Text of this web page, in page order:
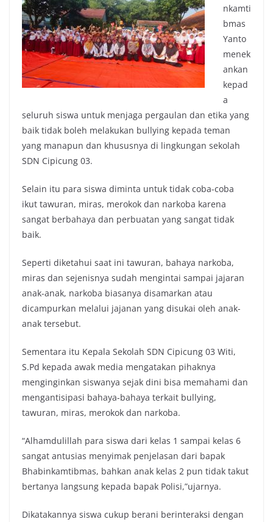
nkamti
bmas
Yanto
menek
ankan
kepad
a
seluruh siswa untuk menjaga pergaulan dan etika yang
baik tidak boleh melakukan bullying kepada teman
yang manapun dan khususnya di lingkungan sekolah
SDN Cipicung 03.
Selain itu para siswa diminta untuk tidak coba-coba
ikut tawuran, miras, merokok dan narkoba karena
sangat berbahaya dan perbuatan yang sangat tidak
baik.
Seperti diketahui saat ini tawuran, bahaya narkoba,
miras dan sejenisnya sudah mengintai sampai jajaran
anak-anak, narkoba biasanya disamarkan atau
dicampurkan melalui jajanan yang disukai oleh anak-
anak tersebut.
Sementara itu Kepala Sekolah SDN Cipicung 03 Witi,
S.Pd kepada awak media mengatakan pihaknya
menginginkan siswanya sejak dini bisa memahami dan
mengantisipasi bahaya-bahaya terkait bullying,
tawuran, miras, merokok dan narkoba.
“Alhamdulillah para siswa dari kelas 1 sampai kelas 6
sangat antusias menyimak penjelasan dari bapak
Bhabinkamtibmas, bahkan anak kelas 2 pun tidak takut
bertanya langsung kepada bapak Polisi,”ujarnya.
Dikatakannya siswa cukup berani berinteraksi dengan